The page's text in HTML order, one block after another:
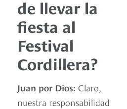
de llevar la
fiesta al
Festival
Cordillera?
Juan por Dios: Claro,
nuestra responsabilidad